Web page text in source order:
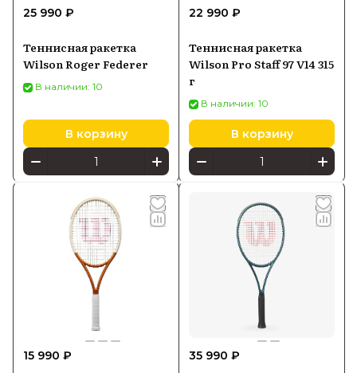
25 990 ₽
Теннисная ракетка
Wilson Roger Federer
В наличии: 10
В корзину
22 990 ₽
Теннисная ракетка
Wilson Pro Staff 97 V14 315
г
В наличии: 10
В корзину
15 990 ₽ 35 990 ₽